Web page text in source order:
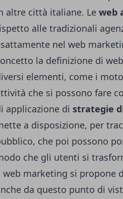
altre città italiane. Le web
alle tradizionali
nel web
la definizione di
elementi, come i
che si possono fare
applicazione di strategie
a disposizione, per
che poi possono
che gli utenti si
web marketing si propone
da questo punto di